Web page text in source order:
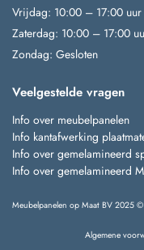
Vrijdag: 10:00 – 17:00 uur
Zaterdag: 10:00 – 17:00
Zondag: Gesloten
Veelgestelde vragen
Info over meubelpanelen
Info kantafwerking
Info over gemelamineerd
Info over gemelamineerd
Meubelpanelen op Maat BV 2025
Algemene